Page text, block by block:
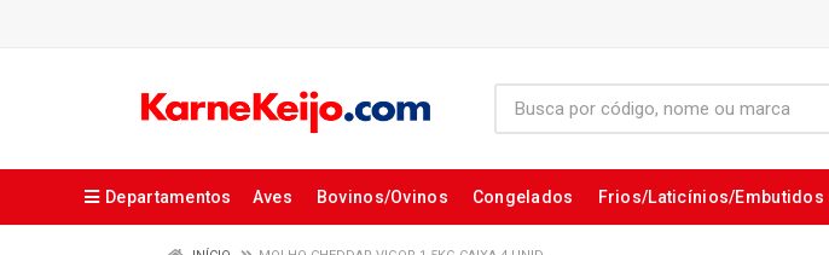
Departamentos Aves Bovinos/Ovinos Congelados Frios/Laticínios/Embutidos